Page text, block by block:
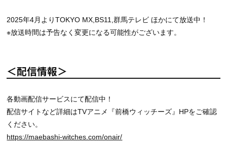
2025年4月よりTOKYO MX,BS11,群馬テレビ ほかにて放送中！
※放送時間は予告なく変更になる可能性がございます。
＜配信情報＞
各動画配信サービスにて配信中！
配信サイトなど詳細はTVアニメ『前橋ウィッチーズ』HPをご確認
ください。
https://maebashi-witches.com/onair/